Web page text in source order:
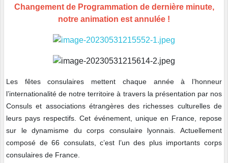
Changement de Programmation de dernière minute,
notre animation est annulée !
Les fêtes consulaires mettent chaque année à l’honneur
l’internationalité de notre territoire à travers la présentation par nos
Consuls et associations étrangères des richesses culturelles de
leurs pays respectifs. Cet événement, unique en France, repose
sur le dynamisme du corps consulaire lyonnais. Actuellement
composé de 66 consulats, c’est l’un des plus importants corps
consulaires de France.